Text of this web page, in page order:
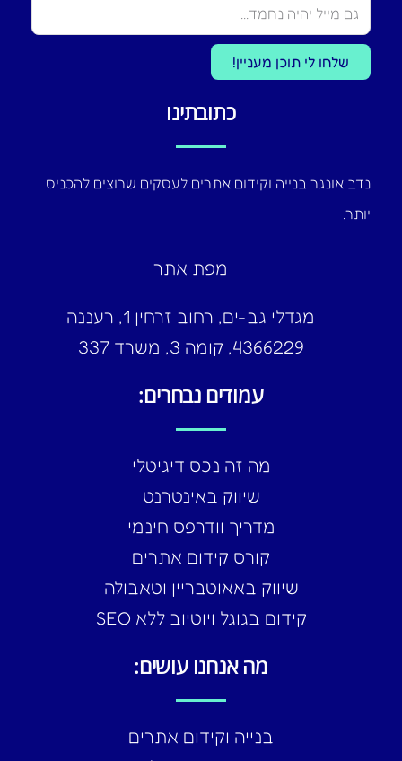
מה אנחנו עושים:
בנייה וקידום אתרים
עמודים נבחרים:
מה זה נכס דיגיטלי
שיווק באינטרנט
מדריך וודרפס חינמי
קורס קידום אתרים
שיווק באאוטבריין וטאבולה
קידום בגוגל ויוטיוב ללא SEO
כתובתינו
נדב אונגר בנייה וקידום אתרים לעסקים שרוצים להכניס
יותר.
מפת אתר
מגדלי גב-ים, רחוב זרחין 1, רעננה
4366229, קומה 3, משרד 337
שלחו לי תוכן מעניין!